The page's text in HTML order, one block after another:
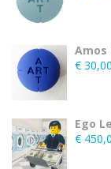
€ 30,00
Ego
€